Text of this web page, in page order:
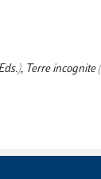
Terre incognite